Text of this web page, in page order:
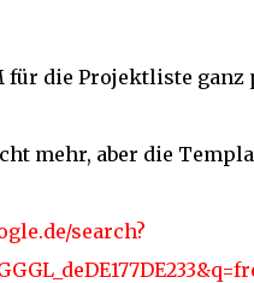
für die Projektliste ganz
mehr, aber die
search?